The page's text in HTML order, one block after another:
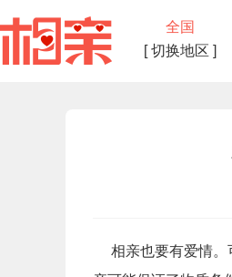
全国
[ 切换地区 ]
相亲也要有爱情。